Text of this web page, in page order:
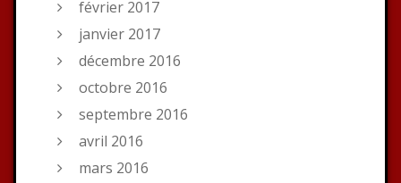
février 2017
janvier 2017
décembre 2016
octobre 2016
septembre 2016
avril 2016
mars 2016